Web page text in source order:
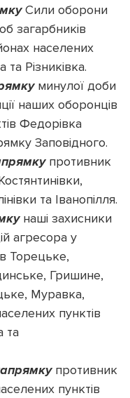
Сили оборони
загарбників
населених
Різниківка.
минулої доби
наших оборонців
Федорівка
Заповідного.
противник
та Іванопілля.
наші захисники
агресора у
Торецьке,
Гришине,
Муравка,
пунктів
та
противник
пунктів